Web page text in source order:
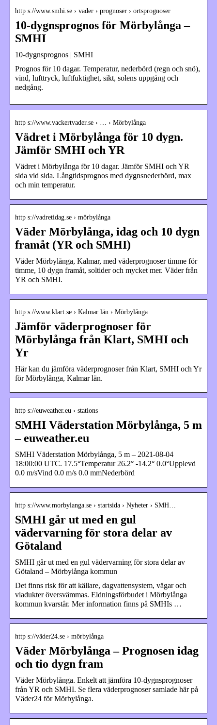
http s://www.smhi.se › vader › prognoser › ortsprognoser
10-dygnsprognos för Mörbylånga –
SMHI
10-dygnsprognos | SMHI
Prognos för 10 dagar. Temperatur, nederbörd (regn och snö),
vind, lufttryck, luftfuktighet, sikt, solens uppgång och
nedgång.
http s://www.vackertvader.se › … › Mörbylånga
Vädret i Mörbylånga för 10 dygn.
Jämför SMHI och YR
Vädret i Mörbylånga för 10 dagar. Jämför SMHI och YR
sida vid sida. Långtidsprognos med dygnsnederbörd, max
och min temperatur.
http s://vadretidag.se › mörbylånga
Väder Mörbylånga, idag och 10 dygn
framåt (YR och SMHI)
Väder Mörbylånga, Kalmar, med väderprognoser timme för
timme, 10 dygn framåt, soltider och mycket mer. Väder från
YR och SMHI.
http s://www.klart.se › Kalmar län › Mörbylånga
Jämför väderprognoser för
Mörbylånga från Klart, SMHI och
Yr
Här kan du jämföra väderprognoser från Klart, SMHI och Yr
för Mörbylånga, Kalmar län.
http s://euweather.eu › stations
SMHI Väderstation Mörbylånga, 5 m
– euweather.eu
SMHI Väderstation Mörbylånga, 5 m – 2021-08-04
18:00:00 UTC. 17.5°Temperatur 26.2° -14.2° 0.0°Upplevd
0.0 m/sVind 0.0 m/s 0.0 mmNederbörd
http s://www.morbylanga.se › startsida › Nyheter › SMH…
SMHI går ut med en gul
vädervarning för stora delar av
Götaland
SMHI går ut med en gul vädervarning för stora delar av
Götaland – Mörbylånga kommun
Det finns risk för att källare, dagvattensystem, vägar och
viadukter översvämmas. Eldningsförbudet i Mörbylånga
kommun kvarstår. Mer information finns på SMHIs …
http s://väder24.se › mörbylånga
Väder Mörbylånga – Prognosen idag
och tio dygn fram
Väder Mörbylånga. Enkelt att jämföra 10-dygnsprognoser
från YR och SMHI. Se flera väderprognoser samlade här på
Väder24 för Mörbylånga.